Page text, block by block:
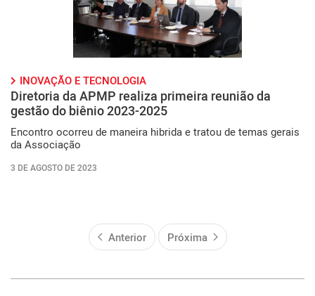
INOVAÇÃO E TECNOLOGIA
Diretoria da APMP realiza primeira reunião da
gestão do biênio 2023-2025
Encontro ocorreu de maneira hibrida e tratou de temas gerais
da Associação
3 DE AGOSTO DE 2023
Anterior Próxima